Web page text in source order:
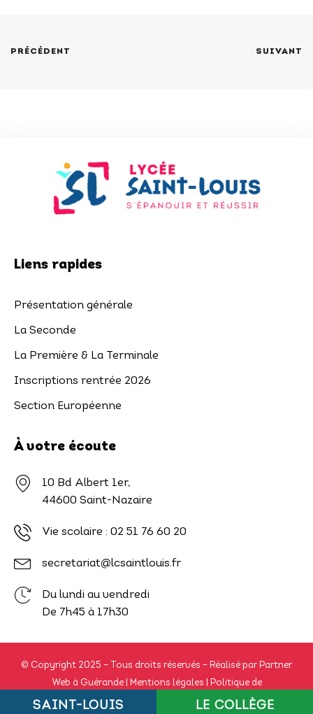
SAINT-LOUIS LE COLLÈGE
PRÉCÉDENT SUIVANT
Liens rapides
Présentation générale
La Seconde
La Première & La Terminale
Inscriptions rentrée 2026
Section Européenne
À votre écoute
10 Bd Albert 1er,
44600 Saint-Nazaire
Vie scolaire : 02 51 76 60 20
secretariat@lcsaintlouis.fr
Du lundi au vendredi
De 7h45 à 17h30
© Copyright 2025 – Tous droits réservés – Réalisé par Partner
Web à Guérande| Mentions légales
Politique de
confidentialité
Politique de cookie UE